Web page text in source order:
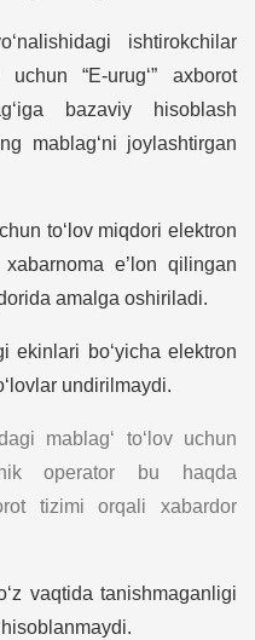
ishtirokchilar
“E-urug‘” axborot
bazaviy hisoblash
mablag‘ni joylashtirgan
to‘lov miqdori elektron
xabarnoma e’lon qilingan
amalga oshiriladi.
ekinlari bo‘yicha elektron
undirilmaydi.
mablag‘ to‘lov uchun
operator bu haqda
tizimi orqali xabardor
vaqtida tanishmaganligi